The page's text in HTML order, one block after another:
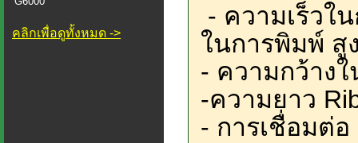
คลิกเพื่อดูทั้งหมด ->
- ความเร็วใ
ในการพิมพ์ สู
- ความกว้าง
-ความยาว
- การเชื่อมต่อ